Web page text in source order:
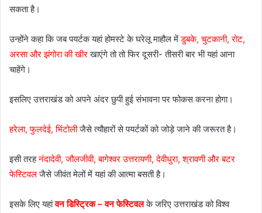
सकता है।
उन्होंने कहा कि जब पयर्टक यहां होमस्टे के घरेलू माहौल मेंडुबके, चुटकानी, रोट,
अरसा और झंगोरा की खीरखाएंगे तो तो फिर दूसरी- तीसरी बार भी यहां आना
चाहेंगे।
इसलिए उत्तराखंड को अपने अंदर छुपी हुई संभावना पर फोकस करना होगा।
हरेला, फुलदेई, भिंटोलीजैसे त्यौहारों से पयर्टकों को जोड़े जाने की जरूरत है।
इसी तरहनंदादेवी, जौलजीवी, बागेश्वर उत्तरायणी, देवीधुरा, श्रावणी और बटर
फेस्टिवलजैसे जीवंत मेलों में यहां की आत्मा बसती है।
इसके लिए यहांवन डिस्ट्रिक – वन फेस्टिवलके जरिए उत्तराखंड को विश्व